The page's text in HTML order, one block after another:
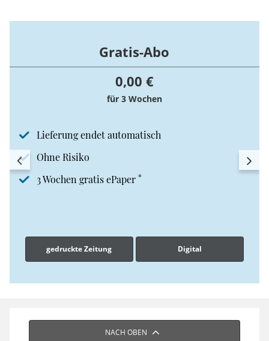
Kommentar auf den Social-Media-Plattformen der
Gratis-Abo
0,00 €
für 3 Wochen
Lieferung endet automatisch
Ohne Risiko
3 Wochen gratis ePaper *
gedruckte Zeitung Digital
NACH OBEN